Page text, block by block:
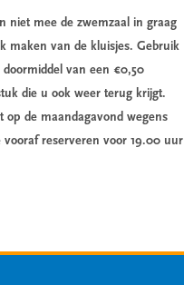
niet mee de zwemzaal in graag
maken van de kluisjes. Gebruik
doormiddel van een €0,50
die u ook weer terug krijgt.
op de maandagavond wegens
vooraf reserveren voor 19.00 uur
zwemmen